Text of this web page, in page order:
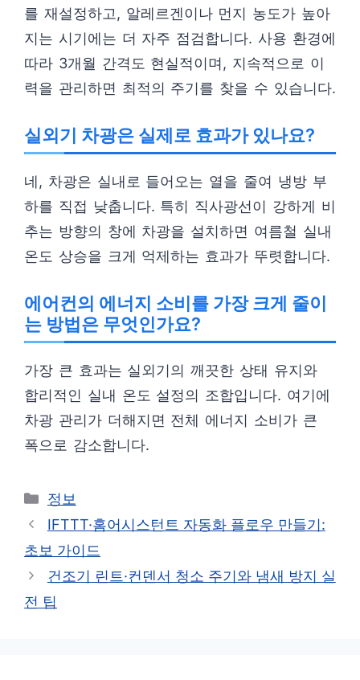
를 재설정하고, 알레르겐이나 먼지 농도가 높아
지는 시기에는 더 자주 점검합니다. 사용 환경에
따라 3개월 간격도 현실적이며, 지속적으로 이
력을 관리하면 최적의 주기를 찾을 수 있습니다.
실외기 차광은 실제로 효과가 있나요?
네, 차광은 실내로 들어오는 열을 줄여 냉방 부
하를 직접 낮춥니다. 특히 직사광선이 강하게 비
추는 방향의 창에 차광을 설치하면 여름철 실내
온도 상승을 크게 억제하는 효과가 뚜렷합니다.
에어컨의 에너지 소비를 가장 크게 줄이
는 방법은 무엇인가요?
가장 큰 효과는 실외기의 깨끗한 상태 유지와
합리적인 실내 온도 설정의 조합입니다. 여기에
차광 관리가 더해지면 전체 에너지 소비가 큰
폭으로 감소합니다.
카
테
리
정보
IFTTT·홈어시스턴트 자동화 플로우 만들기:
초보 가이드
건조기 린트·컨덴서 청소 주기와 냄새 방지 실
전 팁